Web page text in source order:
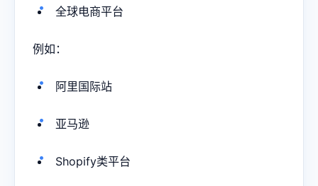
全球电商平台
例如：
阿里国际站
亚马逊
Shopify类平台